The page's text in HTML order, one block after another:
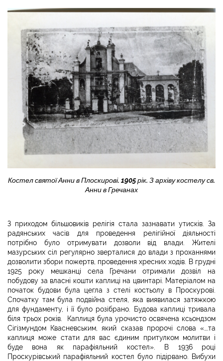
Костел святої Анни в Плоскирові. 1905 рік. З архіву костелу св.
Анни в Гречанах
З приходом більшовиків релігія стала зазнавати утисків. За
радянських часів для проведення релігійної діяльності
потрібно було отримувати дозволи від влади. Жителі
мазурських сіл регулярно зверталися до влади з проханнями
дозволити збори пожертв, проведення хресних ходів. В грудні
1925 року мешканці села Гречани отримали дозвіл на
побудову за власні кошти каплиці на цвинтарі. Матеріалом на
початок будови була цегла з стелі костьолу в Проскурові.
Спочатку там була подвійна стеля, яка виявилася затяжкою
для фундаменту, і її було розібрано. Будова каплиці тривала
біля трьох років. Каплиця була урочисто освячена ксьондзом
Сігізмундом Квасневським, який сказав пророчі слова «….та
каплиця може стати для вас єдиним притулком молитви і
буде вона як парафіяльний костел». В 1936 році
Проскурівський парафіяльний костел було підірвано. Вибухи